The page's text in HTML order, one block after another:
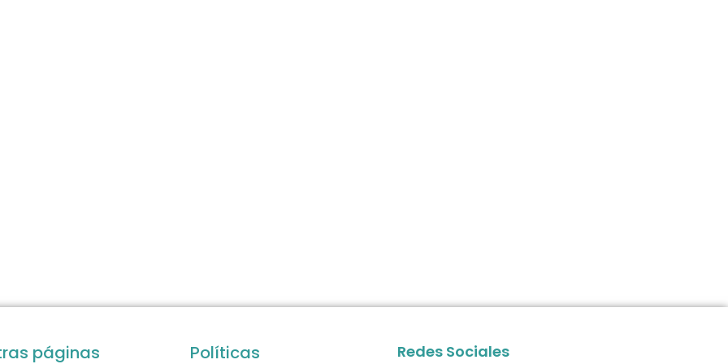
páginas Políticas Redes Sociales